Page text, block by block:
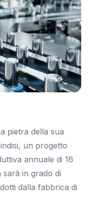
pietra della sua
un progetto
annuale di 16
in grado di
dalla fabbrica di